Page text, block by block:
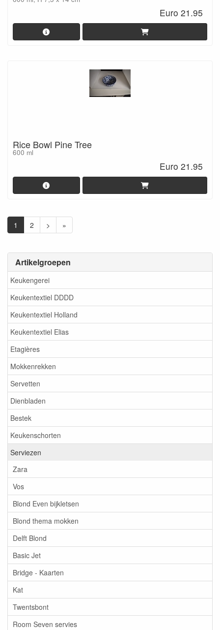
Artikelgroepen
Keukengerei
Keukentextiel DDDD
Keukentextiel Holland
Keukentextiel Elias
Etagières
Mokkenrekken
Servetten
Dienbladen
Bestek
Keukenschorten
Serviezen
Zara
Vos
Blond Even bijkletsen
Blond thema mokken
Delft Blond
Basic Jet
Bridge - Kaarten
Kat
Twentsbont
Room Seven servies
Euro 21.95
Rice Bowl Pine Tree
600 ml
Euro 21.95
1 2 > »